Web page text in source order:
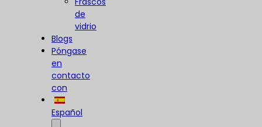
de
vidrio
Blogs
Póngase
en
contacto
con
Español